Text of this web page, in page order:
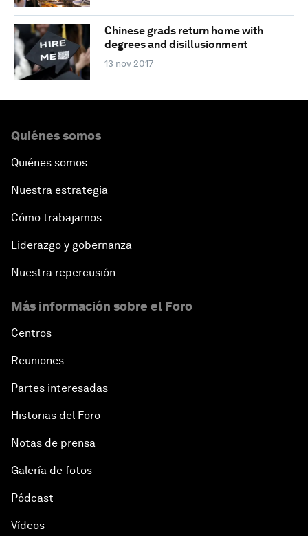
Chinese grads return home with
degrees and disillusionment
13 nov 2017
Quiénes somos
Quiénes somos
Nuestra estrategia
Cómo trabajamos
Liderazgo y gobernanza
Nuestra repercusión
Más información sobre el Foro
Centros
Reuniones
Partes interesadas
Historias del Foro
Notas de prensa
Galería de fotos
Pódcast
Vídeos